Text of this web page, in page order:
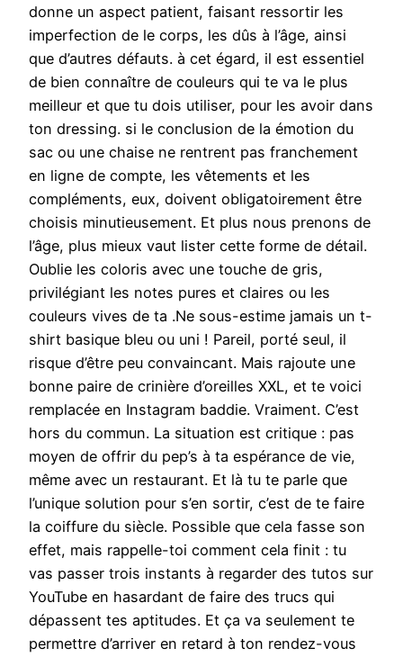
donne un aspect patient, faisant ressortir les
imperfection de le corps, les dûs à l’âge, ainsi
que d’autres défauts. à cet égard, il est essentiel
de bien connaître de couleurs qui te va le plus
meilleur et que tu dois utiliser, pour les avoir dans
ton dressing. si le conclusion de la émotion du
sac ou une chaise ne rentrent pas franchement
en ligne de compte, les vêtements et les
compléments, eux, doivent obligatoirement être
choisis minutieusement. Et plus nous prenons de
l’âge, plus mieux vaut lister cette forme de détail.
Oublie les coloris avec une touche de gris,
privilégiant les notes pures et claires ou les
couleurs vives de ta .Ne sous-estime jamais un t-
shirt basique bleu ou uni ! Pareil, porté seul, il
risque d’être peu convaincant. Mais rajoute une
bonne paire de crinière d’oreilles XXL, et te voici
remplacée en Instagram baddie. Vraiment. C’est
hors du commun. La situation est critique : pas
moyen de offrir du pep’s à ta espérance de vie,
même avec un restaurant. Et là tu te parle que
l’unique solution pour s’en sortir, c’est de te faire
la coiffure du siècle. Possible que cela fasse son
effet, mais rappelle-toi comment cela finit : tu
vas passer trois instants à regarder des tutos sur
YouTube en hasardant de faire des trucs qui
dépassent tes aptitudes. Et ça va seulement te
permettre d’arriver en retard à ton rendez-vous